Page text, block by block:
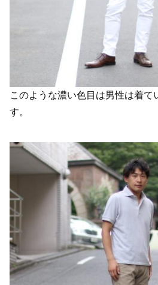
このような濃い色目は男性は着て
す。